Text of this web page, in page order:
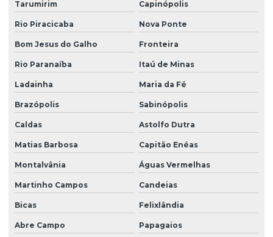
Tarumirim Capinópolis
Rio Piracicaba Nova Ponte
Bom Jesus do Galho Fronteira
Rio Paranaíba Itaú de Minas
Ladainha Maria da Fé
Brazópolis Sabinópolis
Caldas Astolfo Dutra
Matias Barbosa Capitão Enéas
Montalvânia Águas Vermelhas
Martinho Campos Candeias
Bicas Felixlândia
Abre Campo Papagaios